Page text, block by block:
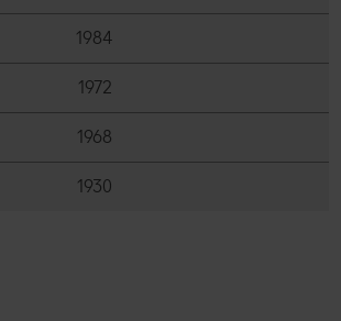
1984
1972
1968
1930